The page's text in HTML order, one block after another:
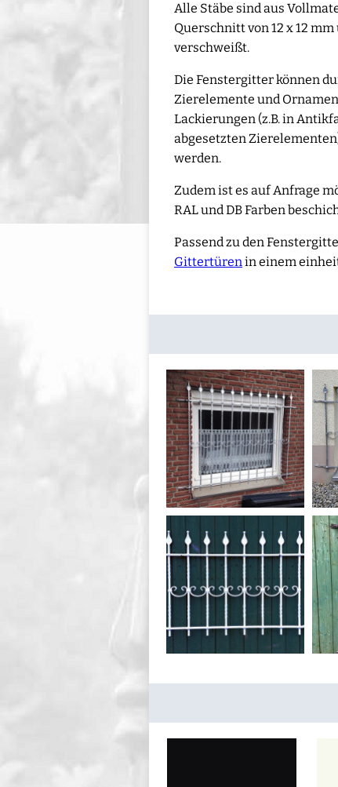
Alle Stäbe sind aus
Querschnitt von 12 x 12
verschweißt.
Die Fenstergitter können
Zierelemente und
Lackierungen (z.B. in
abgesetzten
werden.
Zudem ist es auf Anfrage
RAL und DB Farben
Passend zu den
Gittertürenin einem